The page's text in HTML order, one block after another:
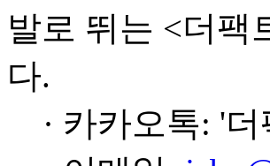
발로 뛰는 <더팩
다.
· 카카오톡: '